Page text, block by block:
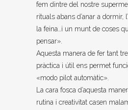
fem dintre del nostre
rituals abans d’anar a dormir,
la feina…i un munt de coses
pensar».
Aquesta manera de fer tant
pràctica i útil ens permet
«modo pilot automàtic».
La cara fosca d’aquesta
rutina i creativitat casen